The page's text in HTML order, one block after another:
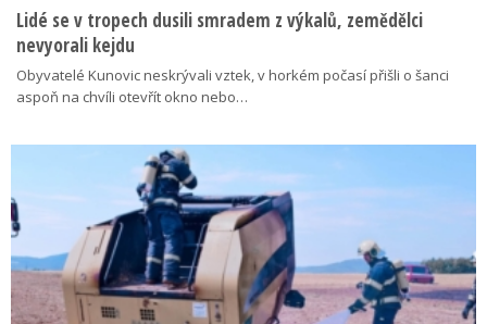
Lidé se v tropech dusili smradem z výkalů, zemědělci
nevyorali kejdu
Obyvatelé Kunovic neskrývali vztek, v horkém počasí přišli o šanci
aspoň na chvíli otevřít okno nebo…